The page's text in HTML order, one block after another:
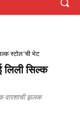
स्टोल’ची भेट
लिली सिल्क
वारशाची झलक